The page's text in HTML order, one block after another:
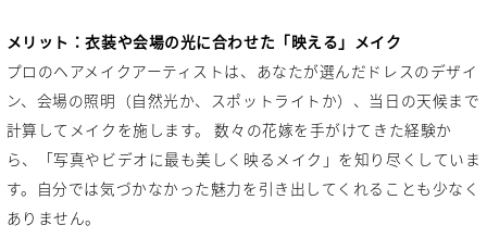
メリット：衣装や会場の光に合わせた「映える」メイク
プロのヘアメイクアーティストは、あなたが選んだドレスのデザイ
ン、会場の照明（自然光か、スポットライトか）、当日の天候まで
計算してメイクを施します。 数々の花嫁を手がけてきた経験か
ら、「写真やビデオに最も美しく映るメイク」を知り尽くしていま
す。自分では気づかなかった魅力を引き出してくれることも少なく
ありません。